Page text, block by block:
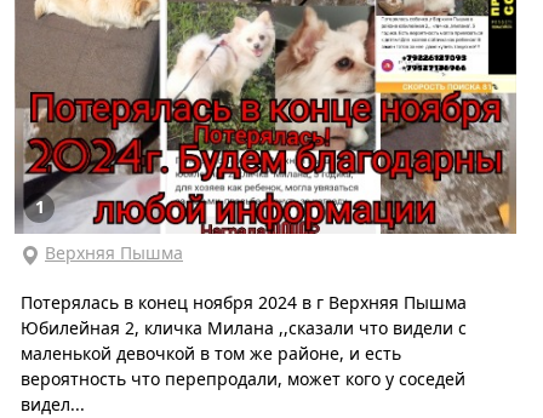
1
Верхняя Пышма
Потерялась в конец ноября 2024 в г Верхняя Пышма
Юбилейная 2, кличка Милана ,,сказали что видели с
маленькой девочкой в том же районе, и есть
вероятность что перепродали, может кого у соседей
видел...